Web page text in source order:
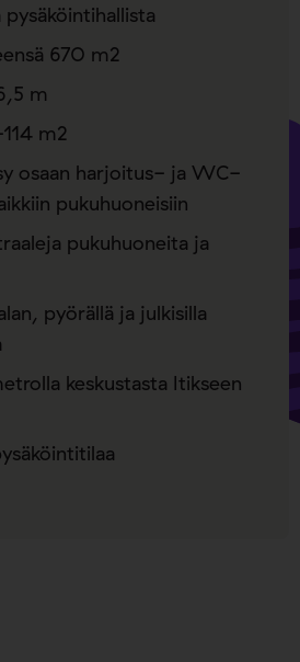
670 m2
m
m2
osaan harjoitus- ja WC-
pukuhuoneisiin
pukuhuoneita ja
pyörällä ja julkisilla
keskustasta Itikseen